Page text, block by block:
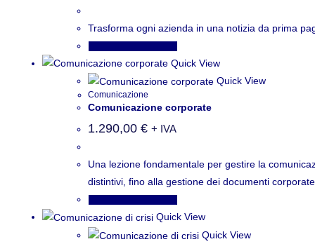
Trasforma ogni azienda in una notizia da prima
Quick View
Quick View
Comunicazione
Comunicazione corporate
1.290,00 € + IVA
Una lezione fondamentale per gestire la
distintivi, fino alla gestione dei documenti
Quick View
Quick View